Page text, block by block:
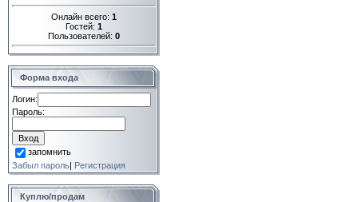
Онлайн всего: 1
Гостей: 1
Пользователей: 0
Форма входа
Логин:
Пароль:
запомнить
Забыл пароль| Регистрация
Куплю/продам